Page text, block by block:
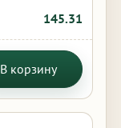
145.31
В корзину